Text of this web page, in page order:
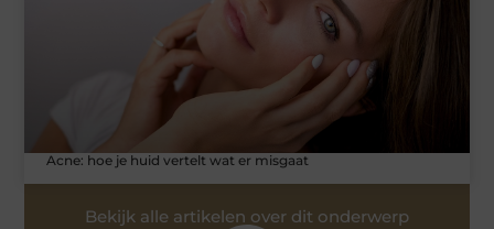
Acne: hoe je huid vertelt wat er misgaat
Bekijk alle artikelen over dit onderwerp